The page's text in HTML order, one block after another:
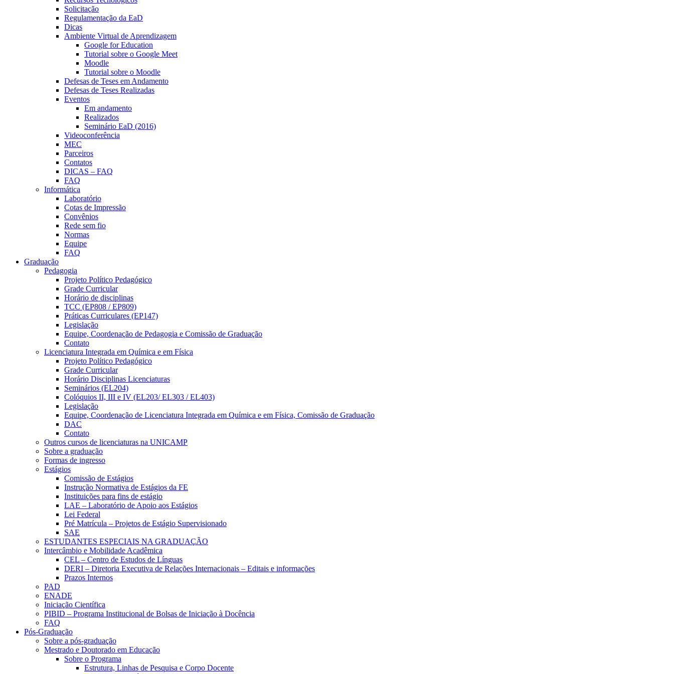
Solicitação
Regulamentação da EaD
Dicas
Ambiente Virtual de Aprendizagem
Google for Education
Tutorial sobre o Google Meet
Moodle
Tutorial sobre o Moodle
Defesas de Teses em Andamento
Defesas de Teses Realizadas
Eventos
Em andamento
Realizados
Seminário EaD (2016)
Videoconferência
MEC
Parceiros
Contatos
DICAS – FAQ
FAQ
Informática
Laboratório
Cotas de Impressão
Convênios
Rede sem fio
Normas
Equipe
FAQ
Graduação
Pedagogia
Projeto Político Pedagógico
Grade Curricular
Horário de disciplinas
TCC (EP808 / EP809)
Práticas Curriculares (EP147)
Legislação
Equipe, Coordenação de Pedagogia e Comissão de Graduação
Contato
Licenciatura Integrada em Química e em Física
Projeto Político Pedagógico
Grade Curricular
Horário Disciplinas Licenciaturas
Seminários (EL204)
Colóquios II, III e IV (EL203/ EL303 / EL403)
Legislação
Equipe, Coordenação de Licenciatura Integrada em Química e em Física, Comissão de Graduação
DAC
Contato
Outros cursos de licenciaturas na UNICAMP
Sobre a graduação
Formas de ingresso
Estágios
Comissão de Estágios
Instrução Normativa de Estágios da FE
Instituições para fins de estágio
LAE – Laboratório de Apoio aos Estágios
Lei Federal
Pré Matrícula – Projetos de Estágio Supervisionado
SAE
ESTUDANTES ESPECIAIS NA GRADUAÇÃO
Intercâmbio e Mobilidade Acadêmica
CEL – Centro de Estudos de Línguas
DERI – Diretoria Executiva de Relações Internacionais – Editais e informações
Prazos Internos
PAD
ENADE
Iniciação Científica
PIBID – Programa Institucional de Bolsas de Iniciação à Docência
FAQ
Pós-Graduação
Sobre a pós-graduação
Mestrado e Doutorado em Educação
Sobre o Programa
Estrutura, Linhas de Pesquisa e Corpo Docente